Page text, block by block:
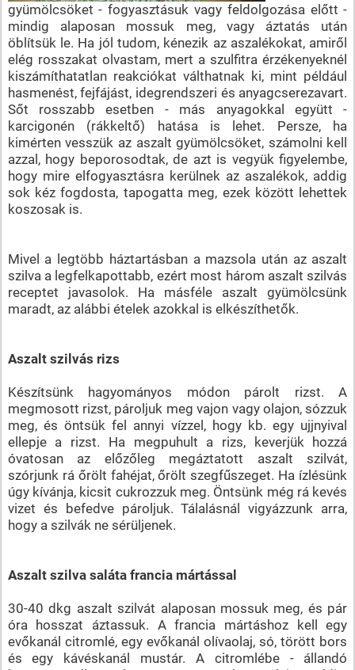
gyümölcsöket - fogyasztásuk vagy feldolgozása előtt -
mindig alaposan mossuk meg, vagy áztatás után
öblítsük le. Ha jól tudom, kénezik az aszalékokat, amiről
elég rosszakat olvastam, mert a szulfitra érzékenyeknél
kiszámíthatatlan reakciókat válthatnak ki, mint például
hasmenést, fejfájást, idegrendszeri és anyagcserezavart.
Sőt rosszabb esetben - más anyagokkal együtt -
karcigonén (rákkeltő) hatása is lehet. Persze, ha
kimérten vesszük az aszalt gyümölcsöket, számolni kell
azzal, hogy beporosodtak, de azt is vegyük figyelembe,
hogy mire elfogyasztásra kerülnek az aszalékok, addig
sok kéz fogdosta, tapogatta meg, ezek között lehettek
koszosak is.
Mivel a legtöbb háztartásban a mazsola után az aszalt
szilva a legfelkapottabb, ezért most három aszalt szilvás
receptet javasolok. Ha másféle aszalt gyümölcsünk
maradt, az alábbi ételek azokkal is elkészíthetők.
Aszalt szilvás rizs
Készítsünk hagyományos módon párolt rizst. A
megmosott rizst, pároljuk meg vajon vagy olajon, sózzuk
meg, és öntsük fel annyi vízzel, hogy kb. egy ujjnyival
ellepje a rizst. Ha megpuhult a rizs, keverjük hozzá
óvatosan az előzőleg megáztatott aszalt szilvát,
szórjunk rá őrölt fahéjat, őrölt szegfűszeget. Ha ízlésünk
úgy kívánja, kicsit cukrozzuk meg. Öntsünk még rá kevés
vizet és befedve pároljuk. Tálalásnál vigyázzunk arra,
hogy a szilvák ne sérüljenek.
Aszalt szilva saláta francia mártással
30-40 dkg aszalt szilvát alaposan mossuk meg, és pár
óra hosszat áztassuk. A francia mártáshoz kell egy
evőkanál citromlé, egy evőkanál olívaolaj, só, törött bors
és egy kávéskanál mustár. A citromlébe - állandó